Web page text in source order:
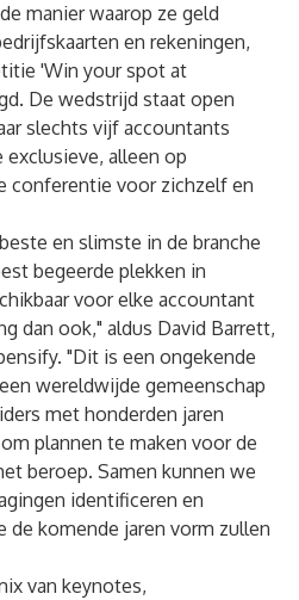
manier waarop ze geld
en rekeningen,
'Win your spot at
De wedstrijd staat open
slechts vijf accountants
alleen op
conferentie voor zichzelf en
en slimste in de branche
begeerde plekken in
voor elke accountant
dan ook," aldus David Barrett,
"Dit is een ongekende
wereldwijde gemeenschap
met honderden jaren
plannen te maken voor de
beroep. Samen kunnen we
identificeren en
de komende jaren vorm zullen
van keynotes,